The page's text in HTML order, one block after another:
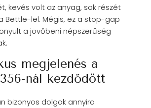
kevés volt az anyag, sok részét
Bettle-lel. Mégis, ez a stop-gap
a jövőbeni népszerűség
megjelenés a
nál kezdődött
bizonyos dolgok annyira